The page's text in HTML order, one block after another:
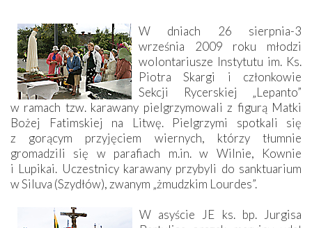
W dniach 26 sierpnia-3
września 2009 roku młodzi
wolontariusze Instytutu im. Ks.
Piotra Skargi i członkowie
Sekcji Rycerskiej „Lepanto”
w ramach tzw. karawany pielgrzymowali z figurą Matki
Bożej Fatimskiej na Litwę. Pielgrzymi spotkali się
z gorącym przyjęciem wiernych, którzy tłumnie
gromadzili się w parafiach m.in. w Wilnie, Kownie
i Lupikai. Uczestnicy karawany przybyli do sanktuarium
w Siluva (Szydłów), zwanym „żmudzkim Lourdes”.
W asyście JE ks. bp. Jurgisa